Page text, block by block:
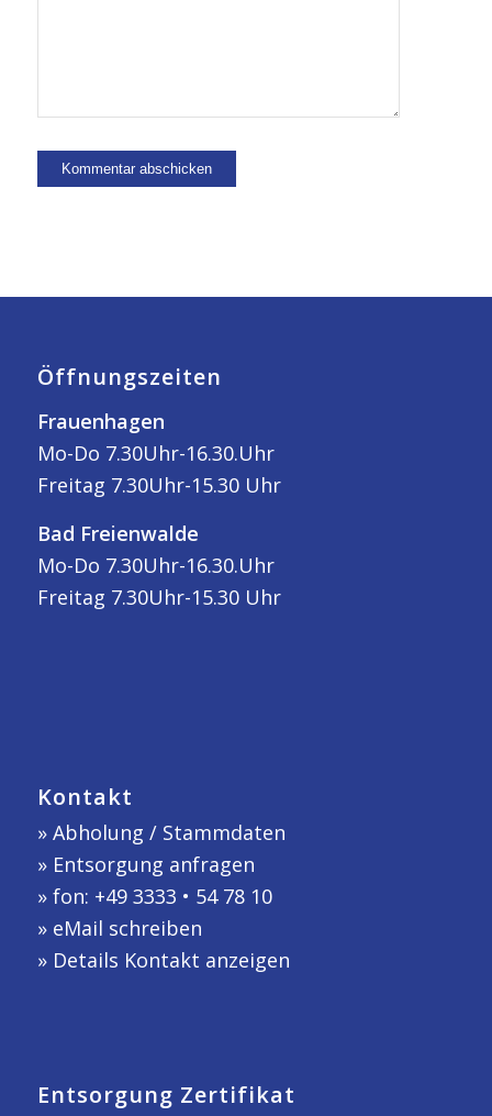
Öffnungszeiten
Frauenhagen
Mo-Do 7.30Uhr-16.30.Uhr
Freitag 7.30Uhr-15.30 Uhr
Bad Freienwalde
Mo-Do 7.30Uhr-16.30.Uhr
Freitag 7.30Uhr-15.30 Uhr
Kontakt
» Abholung / Stammdaten
» Entsorgung anfragen
» fon: +49 3333 • 54 78 10
» eMail schreiben
» Details Kontakt anzeigen
Entsorgung Zertifikat